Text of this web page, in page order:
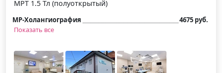
МРТ 1.5 Тл (полуоткрытый)
МР-Холангиография
4675 руб.
Показать все